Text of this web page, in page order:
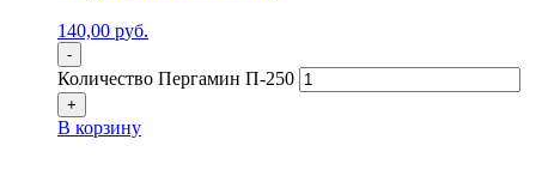
140,00 руб.
-
Количество Пергамин П-250
+
В корзину